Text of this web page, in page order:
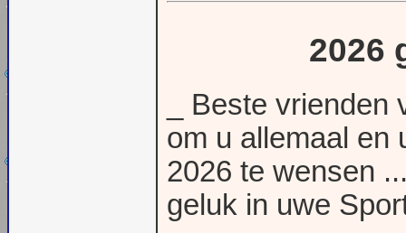
2026
_ Beste
om u allemaal en
2026 te wensen
geluk in uwe